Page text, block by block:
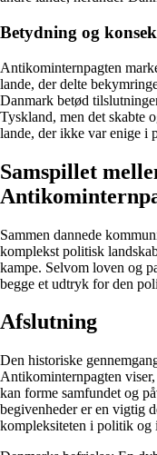
Betydning og
Antikominternpagten
lande, der delte
Danmark betød
Tyskland, men det skabte
lande, der ikke var enige i
Samspillet
Sammen dannede
komplekst politisk
kampe. Selvom loven og
begge et udtryk for den
Afslutning
Den historiske
Antikominternpagten
kan forme samfundet og
begivenheder er en vigtig
kompleksiteten i politik og